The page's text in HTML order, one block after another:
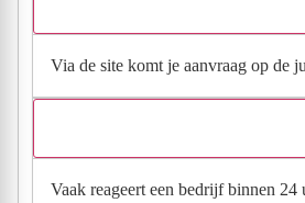
Via de site komt je aanvraag op de
Vaak reageert een bedrijf binnen